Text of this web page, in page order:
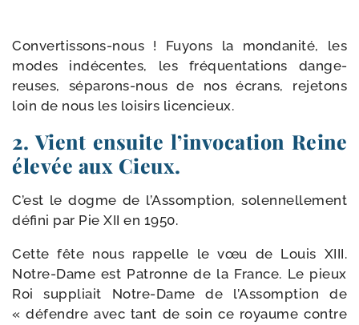
Convertissons-​nous ! Fuyons la mon­da­ni­té, les
modes indé­centes, les fré­quen­ta­tions dan­ge­
reuses, séparons-​nous de nos écrans, reje­tons
loin de nous les loi­sirs licencieux.
2. Vient ensuite l’invocation Reine
élevée aux Cieux.
C’est le dogme de l’Assomption, solen­nel­le­ment
défi­ni par Pie XII en 1950.
Cette fête nous rap­pelle le vœu de Louis XIII.
Notre-​Dame est Patronne de la France. Le pieux
Roi sup­pliait Notre-​Dame de l’Assomption de
« défendre avec tant de soin ce royaume contre